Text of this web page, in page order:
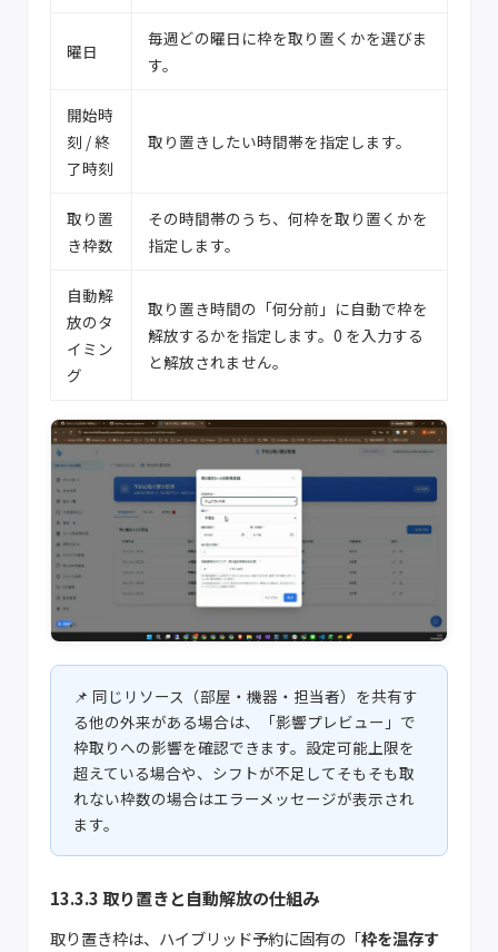
曜日
毎週どの曜日に枠を取り置くかを選びま
す。
開始時
刻 / 終
了時刻
取り置きしたい時間帯を指定します。
取り置
き枠数
その時間帯のうち、何枠を取り置くかを
指定します。
自動解
放のタ
イミン
グ
取り置き時間の「何分前」に自動で枠を
解放するかを指定します。0 を入力する
と解放されません。
同じリソース（部屋・機器・担当者）を共有す
る他の外来がある場合は、「影響プレビュー」で
枠取りへの影響を確認できます。設定可能上限を
超えている場合や、シフトが不足してそもそも取
れない枠数の場合はエラーメッセージが表示され
ます。
13.3.3 取り置きと自動解放の仕組み
取り置き枠は、ハイブリッド予約に固有の「枠を温存す